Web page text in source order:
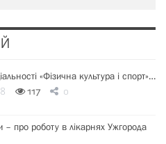
«Фізична культура і спорт»…
117 0
– про роботу в лікарнях Ужгорода